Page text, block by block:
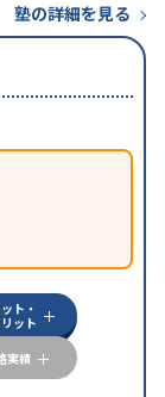
塾の詳細を見る
ト・
ット
実績